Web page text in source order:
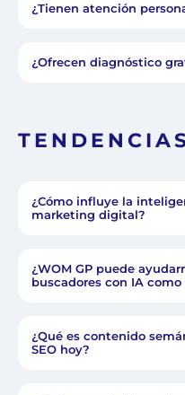
¿Tienen atención
¿Ofrecen diagnóstico
¿Cómo influye la
marketing digital?
¿WOM GP puede
buscadores con IA como
¿Qué es contenido
SEO hoy?